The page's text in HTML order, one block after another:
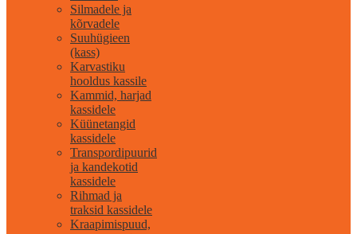
Silmadele ja
kõrvadele
Suuhügieen
(kass)
Karvastiku
hooldus kassile
Kammid, harjad
kassidele
Küünetangid
kassidele
Transpordipuurid
ja kandekotid
kassidele
Rihmad ja
traksid kassidele
Kraapimispuud,